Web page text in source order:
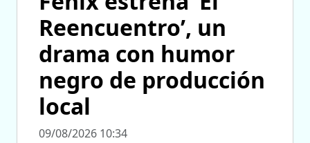
Reencuentro’, un
drama con humor
negro de producción
local
09/08/2026 10:34